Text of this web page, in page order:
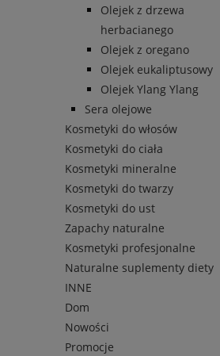
Olejek z drzewa
herbacianego
Olejek z oregano
Olejek eukaliptusowy
Olejek Ylang Ylang
Sera olejowe
Kosmetyki do włosów
Kosmetyki do ciała
Kosmetyki mineralne
Kosmetyki do twarzy
Kosmetyki do ust
Zapachy naturalne
Kosmetyki profesjonalne
Naturalne suplementy diety
INNE
Dom
Nowości
Promocje